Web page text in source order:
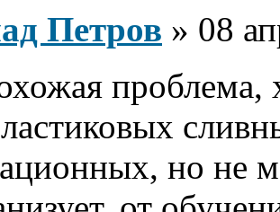
Петров » 08
проблема,
но не